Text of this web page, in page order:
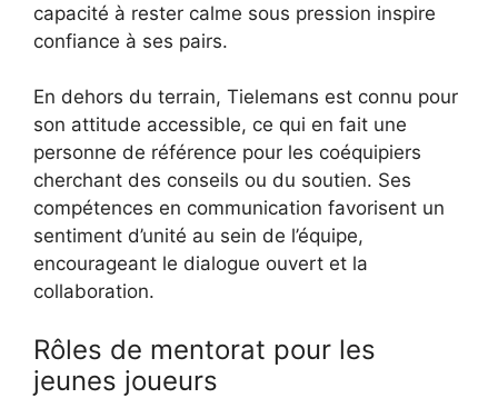
capacité à rester calme sous pression inspire
confiance à ses pairs.
En dehors du terrain, Tielemans est connu pour
son attitude accessible, ce qui en fait une
personne de référence pour les coéquipiers
cherchant des conseils ou du soutien. Ses
compétences en communication favorisent un
sentiment d’unité au sein de l’équipe,
encourageant le dialogue ouvert et la
collaboration.
Rôles de mentorat pour les
jeunes joueurs